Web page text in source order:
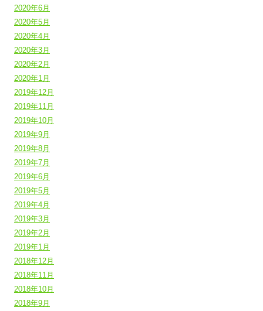
2020年6月
2020年5月
2020年4月
2020年3月
2020年2月
2020年1月
2019年12月
2019年11月
2019年10月
2019年9月
2019年8月
2019年7月
2019年6月
2019年5月
2019年4月
2019年3月
2019年2月
2019年1月
2018年12月
2018年11月
2018年10月
2018年9月